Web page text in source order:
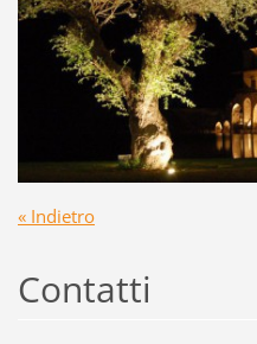
« Indietro
Contatti